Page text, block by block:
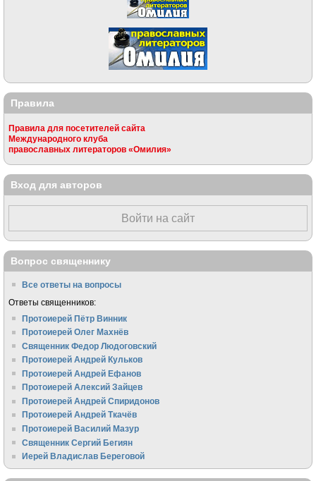
Правила
Правила для посетителей сайта
Международного клуба
православных литераторов «Омилия»
Вход для авторов
Войти на сайт
Вопрос священнику
Все ответы на вопросы
Ответы священников:
Протоиерей Пётр Винник
Протоиерей Олег Махнёв
Священник Федор Людоговский
Протоиерей Андрей Кульков
Протоиерей Андрей Ефанов
Протоиерей Алексий Зайцев
Протоиерей Андрей Спиридонов
Протоиерей Андрей Ткачёв
Протоиерей Василий Мазур
Священник Сергий Бегиян
Иерей Владислав Береговой